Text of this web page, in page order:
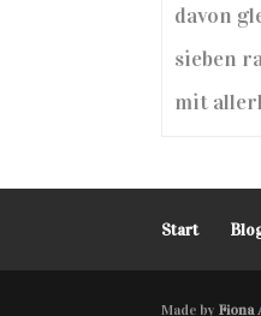
davon
sieben
mit
Start
Made byFiona